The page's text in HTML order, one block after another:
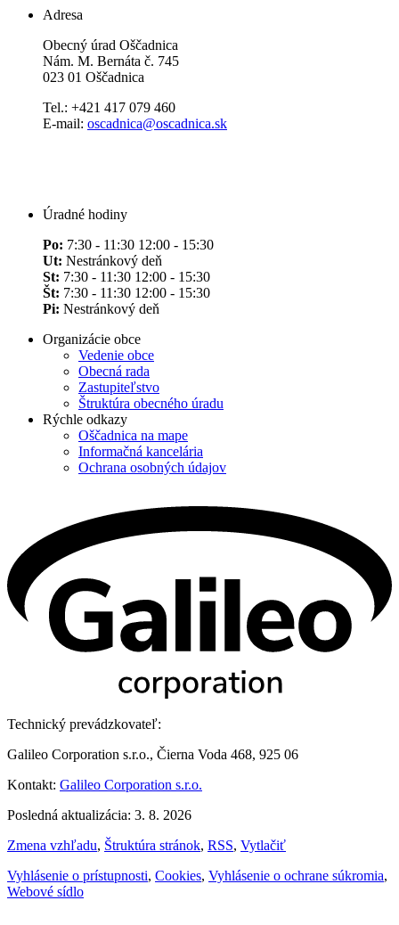
Adresa
Obecný úrad Oščadnica
Nám. M. Bernáta č. 745
023 01 Oščadnica
Tel.: +421 417 079 460
E-mail: oscadnica@oscadnica.sk
Úradné hodiny
Po: 7:30 - 11:30 12:00 - 15:30
Ut: Nestránkový deň
St: 7:30 - 11:30 12:00 - 15:30
Št: 7:30 - 11:30 12:00 - 15:30
Pi: Nestránkový deň
Organizácie obce
Vedenie obce
Obecná rada
Zastupiteľstvo
Štruktúra obecného úradu
Rýchle odkazy
Oščadnica na mape
Informačná kancelária
Ochrana osobných údajov
Technický prevádzkovateľ:
Galileo Corporation s.r.o., Čierna Voda 468, 925 06
Kontakt: Galileo Corporation s.r.o.
Posledná aktualizácia: 3. 8. 2026
Zmena vzhľadu, Štruktúra stránok, RSS, Vytlačiť
Vyhlásenie o prístupnosti, Cookies, Vyhlásenie o ochrane súkromia,
Webové sídlo